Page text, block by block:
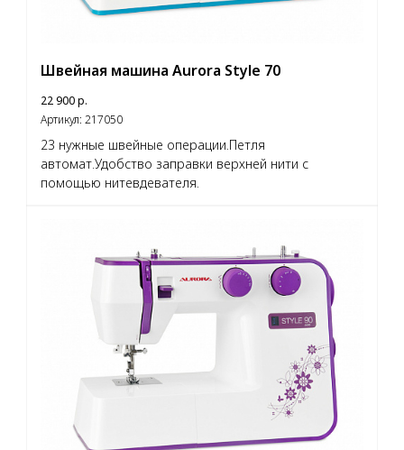
Швейная машина Aurora Style 70
22 900р.
Артикул: 217050
23 нужные швейные операции.Петля
автомат.Удобство заправки верхней нити с
помощью нитевдевателя.